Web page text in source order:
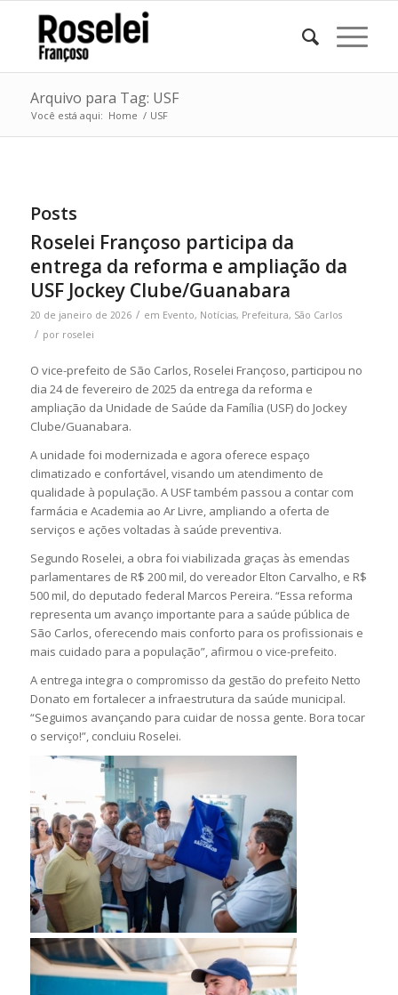
Arquivo para Tag: USF
Você está aqui: Home / USF
Posts
Roselei Françoso participa da
entrega da reforma e ampliação da
USF Jockey Clube/Guanabara
20 de janeiro de 2026 / em Evento, Notícias, Prefeitura, São Carlos
/ por roselei
O vice-prefeito de São Carlos, Roselei Françoso, participou no
dia 24 de fevereiro de 2025 da entrega da reforma e
ampliação da Unidade de Saúde da Família (USF) do Jockey
Clube/Guanabara.
A unidade foi modernizada e agora oferece espaço
climatizado e confortável, visando um atendimento de
qualidade à população. A USF também passou a contar com
farmácia e Academia ao Ar Livre, ampliando a oferta de
serviços e ações voltadas à saúde preventiva.
Segundo Roselei, a obra foi viabilizada graças às emendas
parlamentares de R$ 200 mil, do vereador Elton Carvalho, e R$
500 mil, do deputado federal Marcos Pereira. “Essa reforma
representa um avanço importante para a saúde pública de
São Carlos, oferecendo mais conforto para os profissionais e
mais cuidado para a população”, afirmou o vice-prefeito.
A entrega integra o compromisso da gestão do prefeito Netto
Donato em fortalecer a infraestrutura da saúde municipal.
“Seguimos avançando para cuidar de nossa gente. Bora tocar
o serviço!”, concluiu Roselei.